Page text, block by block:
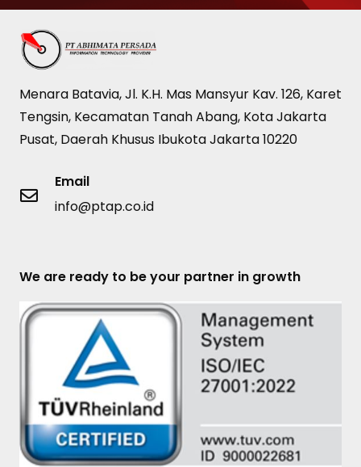
Menara Batavia, Jl. K.H. Mas Mansyur Kav. 126, Karet
Tengsin, Kecamatan Tanah Abang, Kota Jakarta
Pusat, Daerah Khusus Ibukota Jakarta 10220
Email
info@ptap.co.id
We are ready to be your partner in growth